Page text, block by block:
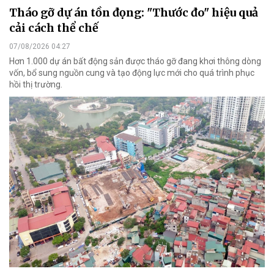
Tháo gỡ dự án tồn đọng: "Thước đo" hiệu quả
cải cách thể chế
07/08/2026 04:27
Hơn 1.000 dự án bất động sản được tháo gỡ đang khơi thông dòng
vốn, bổ sung nguồn cung và tạo động lực mới cho quá trình phục
hồi thị trường.